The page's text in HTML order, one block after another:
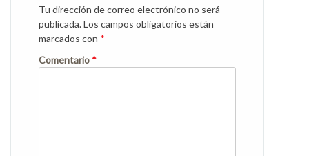
Tu dirección de correo electrónico no será
publicada.Los campos obligatorios están
marcados con *
Comentario *